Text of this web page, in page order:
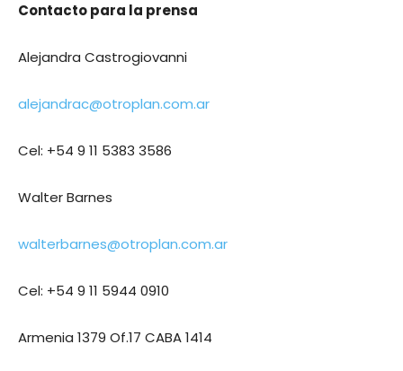
Contacto para la prensa
Alejandra Castrogiovanni
alejandrac@otroplan.com.ar
Cel: +54 9 11 5383 3586
Walter Barnes
walterbarnes@otroplan.com.ar
Cel: +54 9 11 5944 0910
Armenia 1379 Of.17 CABA 1414